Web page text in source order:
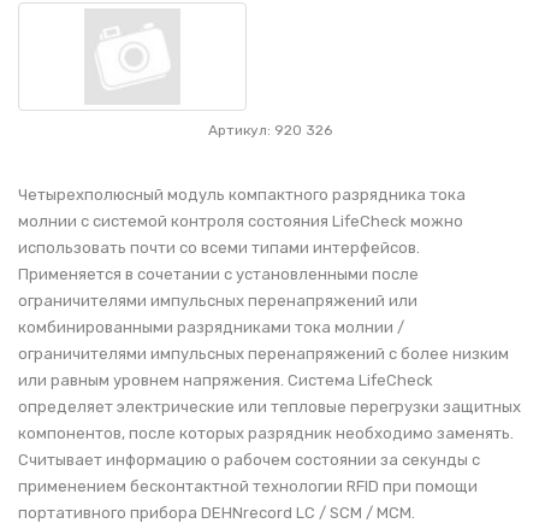
Артикул: 920 326
Четырехполюсный модуль компактного разрядника тока
молнии с системой контроля состояния LifeCheck можно
использовать почти со всеми типами интерфейсов.
Применяется в сочетании с установленными после
ограничителями импульсных перенапряжений или
комбинированными разрядниками тока молнии /
ограничителями импульсных перенапряжений с более низким
или равным уровнем напряжения. Система LifeCheck
определяет электрические или тепловые перегрузки защитных
компонентов, после которых разрядник необходимо заменять.
Считывает информацию о рабочем состоянии за секунды с
применением бесконтактной технологии RFID при помощи
портативного прибора DEHNrecord LC / SCM / MCM.